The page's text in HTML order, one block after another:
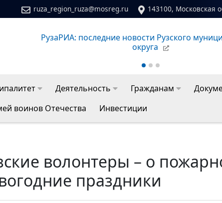
ruza_region_ruza@mosreg.ru 143100, Московская
новости Рузского муниципального
Сайт
Деятельность Гражданам
воинов Отечества Инвестиции
волонтеры – о
праздники